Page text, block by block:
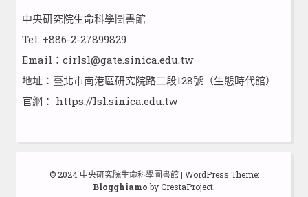
中央研究院生命科學圖書館
Tel: +886-2-27899829
Email：cirlsl@gate.sinica.edu.tw
地址：臺北市南港區研究院路二段128號（生態時代館）
官網： https://lsl.sinica.edu.tw
© 2024 中央研究院生命科學圖書館 | WordPress Theme:
Blogghiamo by CrestaProject.